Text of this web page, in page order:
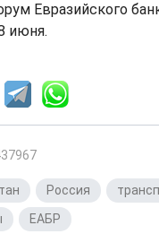
Евразийского
июня.
Россия
ЕАБР